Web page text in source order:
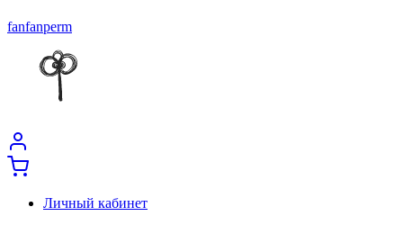
fanfanperm
Личный кабинет